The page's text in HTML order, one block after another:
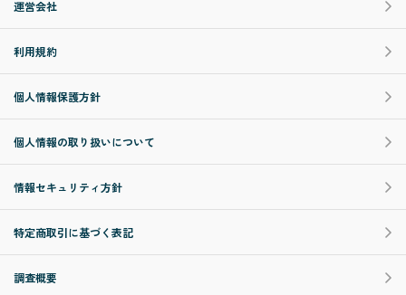
運営会社
利用規約
個人情報保護方針
個人情報の取り扱いについて
情報セキュリティ方針
特定商取引に基づく表記
調査概要